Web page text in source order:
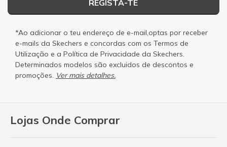
Lojas Onde Comprar
REGISTA-TE
*Ao adicionar o teu endereço de e-mail,optas por receber
e-mails da Skechers e concordas com os Termos de
Utilização e a Política de Privacidade da Skechers.
Determinados modelos são excluidos de descontos e
promoções. Ver mais detalhes.